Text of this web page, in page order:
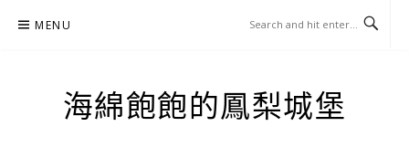
MENU
海綿飽飽的鳳梨城堡